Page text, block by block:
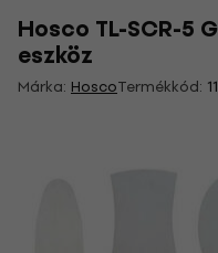
Hosco TL-SCR-
eszköz
Márka: HoscoTermékkód: